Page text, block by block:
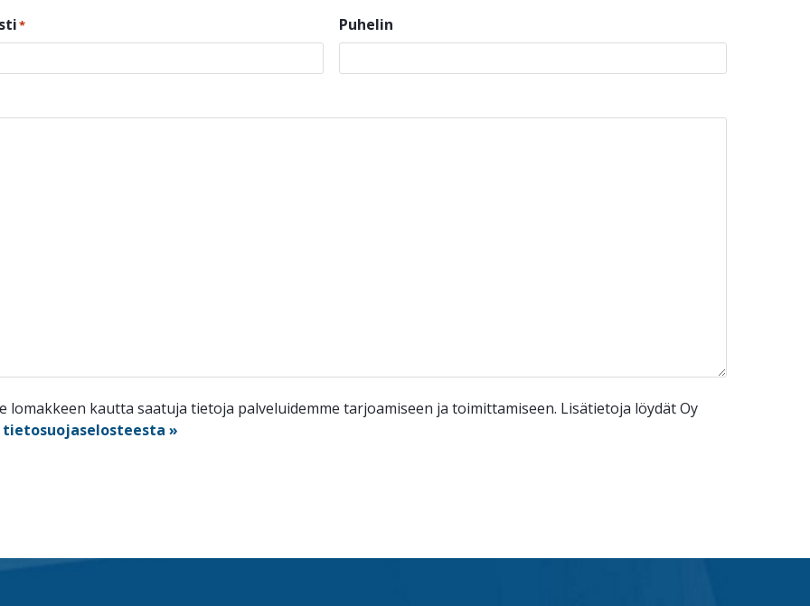
* Puhelin
lomakkeen kautta saatuja tietoja palveluidemme tarjoamiseen ja toimittamiseen. Lisätietoja löydät Oy
tietosuojaselosteesta »